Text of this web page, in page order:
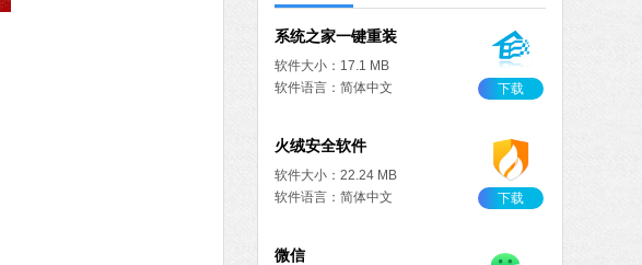
系统之家一键重装
软件大小：17.1 MB
软件语言：简体中文
下载
火绒安全软件
软件大小：22.24 MB
软件语言：简体中文
下载
微信